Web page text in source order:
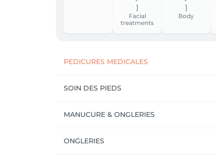
Facial
treatments
Body
PEDICURES MEDICALES
SOIN DES PIEDS
MANUCURE & ONGLERIES
ONGLERIES